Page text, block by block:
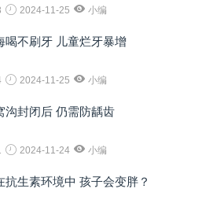
2024-11-25 小编
喝不刷牙 儿童烂牙暴增
2024-11-25 小编
沟封闭后 仍需防龋齿
2024-11-24 小编
抗生素环境中 孩子会变胖？